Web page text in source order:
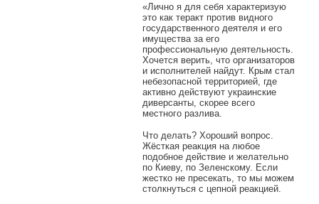
«Лично я для себя характеризую
это как теракт против видного
государственного деятеля и его
имущества за его
профессиональную деятельность.
Хочется верить, что организаторов
и исполнителей найдут. Крым стал
небезопасной территорией, где
активно действуют украинские
диверсанты, скорее всего
местного разлива.
Что делать? Хороший вопрос.
Жёсткая реакция на любое
подобное действие и желательно
по Киеву, по Зеленскому. Если
жестко не пресекать, то мы можем
столкнуться с цепной реакцией.